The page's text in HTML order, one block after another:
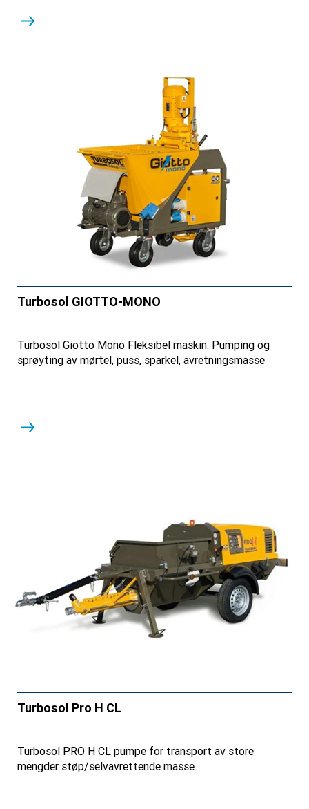
Turbosol GIOTTO-MONO
Turbosol Giotto Mono Fleksibel maskin. Pumping og
sprøyting av mørtel, puss, sparkel, avretningsmasse
Turbosol Pro H CL
Turbosol PRO H CL pumpe for transport av store
mengder støp/selvavrettende masse